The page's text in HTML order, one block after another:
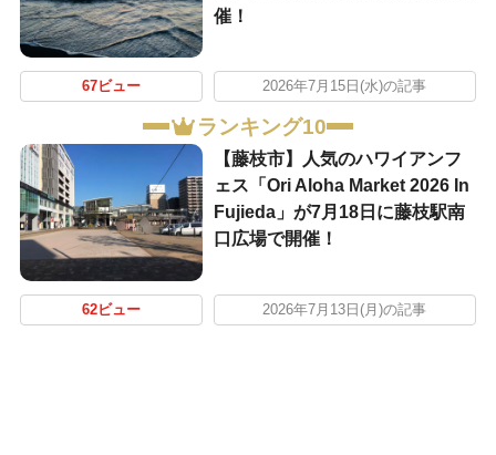
催！
67ビュー 2026年7月15日(水)の記事
ランキング10
【藤枝市】人気のハワイアンフ
ェス「Ori Aloha Market 2026 In
Fujieda」が7月18日に藤枝駅南
口広場で開催！
62ビュー 2026年7月13日(月)の記事